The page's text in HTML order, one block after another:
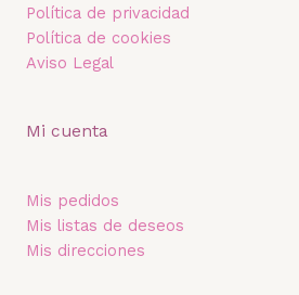
Política de privacidad
Política de cookies
Aviso Legal
Mi cuenta
Mis pedidos
Mis listas de deseos
Mis direcciones